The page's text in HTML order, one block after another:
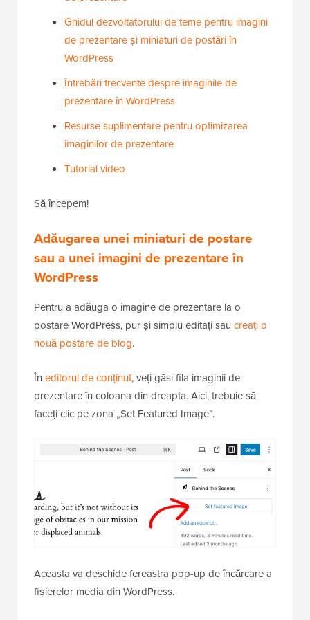
Ghidul dezvoltatorului de teme pentru imagini
de prezentare și miniaturi de postări în
WordPress
Întrebări frecvente despre imaginile de
prezentare în WordPress
Resurse suplimentare pentru optimizarea
imaginilor de prezentare
Tutorial video
Să începem!
Adăugarea unei miniaturi de postare
sau a unei imagini de prezentare în
WordPress
Pentru a adăuga o imagine de prezentare la o
postare WordPress, pur și simplu editați sau creați o
nouă postare de blog.
În editorul de conținut, veți găsi fila imaginii de
prezentare în coloana din dreapta. Aici, trebuie să
faceți clic pe zona „Set Featured Image”.
Aceasta va deschide fereastra pop-up de încărcare a
fișierelor media din WordPress.